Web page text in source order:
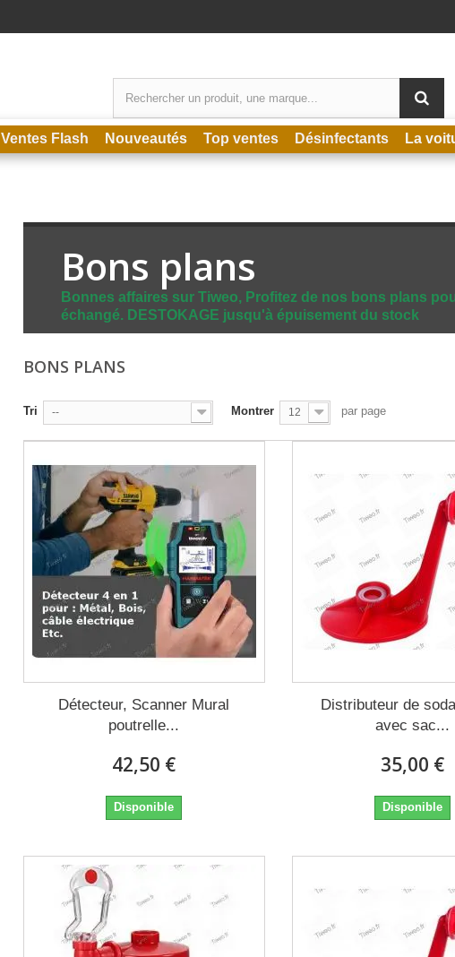
Ventes Flash Nouveautés Top ventes Désinfectants La
Bons plans
Bonnes affaires sur Tiweo, Profitez de nos bons plans
échangé. DESTOKAGE jusqu'à épuisement du stock
BONS PLANS
Tri -- Montrer 12 par page
Détecteur, Scanner Mural
poutrelle...
42,50 €
Disponible
Distributeur de
avec sac...
35,00 €
Disponible